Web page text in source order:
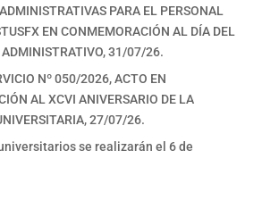
PARA EL PERSONAL
EN CONMEMORACIÓN AL DÍA DEL
31/07/26.
Nº 050/2026, ACTO EN
AL XCVI ANIVERSARIO DE LA
27/07/26.
se realizarán el 6 de